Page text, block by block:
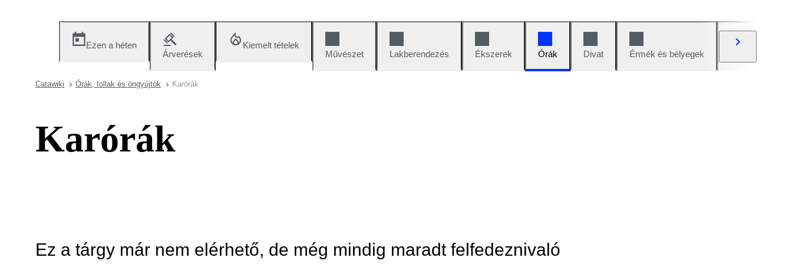
Ezen a héten
Árverések
Kiemelt tételek
Művészet
Lakberendezés Ékszerek Órák Divat Érmék és bélyegek
Catawiki Órák, tollak és öngyújtók Karórák
Karórák
Ez a tárgy már nem elérhető, de még mindig maradt felfedeznivaló